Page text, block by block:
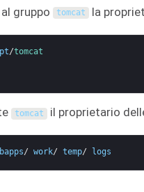
gruppo tomcat la
/tomcat
tomcat il proprietario
/ work/ temp/ logs